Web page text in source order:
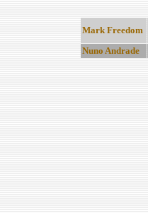
Mark Freedom
Nuno Andrade